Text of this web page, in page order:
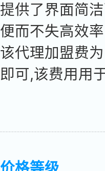
提供了界面简
便而不失高效
该代理加盟费
即可,该费用用